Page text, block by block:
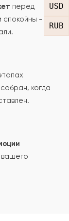
USD
RUB
перед
спокойны -
когда
вашего